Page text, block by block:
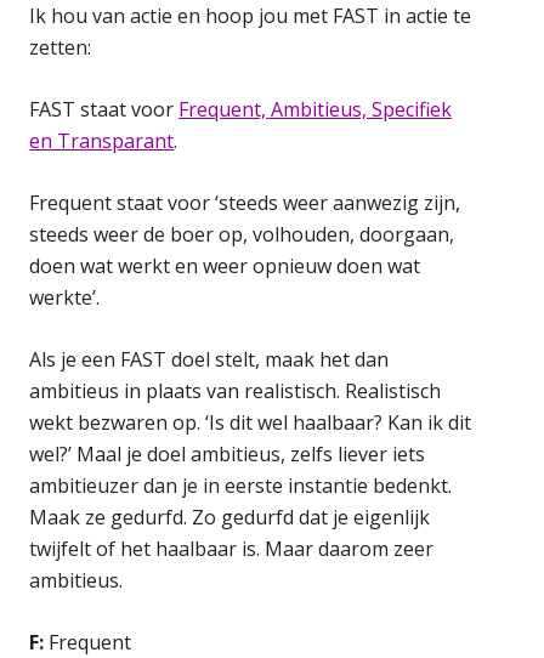
Ik hou van actie en hoop jou met FAST in actie te
zetten:
FAST staat voor Frequent, Ambitieus, Specifiek
en Transparant.
Frequent staat voor ‘steeds weer aanwezig zijn,
steeds weer de boer op, volhouden, doorgaan,
doen wat werkt en weer opnieuw doen wat
werkte’.
Als je een FAST doel stelt, maak het dan
ambitieus in plaats van realistisch. Realistisch
wekt bezwaren op. ‘Is dit wel haalbaar? Kan ik dit
wel?’ Maal je doel ambitieus, zelfs liever iets
ambitieuzer dan je in eerste instantie bedenkt.
Maak ze gedurfd. Zo gedurfd dat je eigenlijk
twijfelt of het haalbaar is. Maar daarom zeer
ambitieus.
F: Frequent